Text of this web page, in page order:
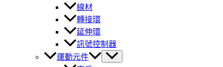
線材
轉接環
延伸環
訊號控制器
運動元件